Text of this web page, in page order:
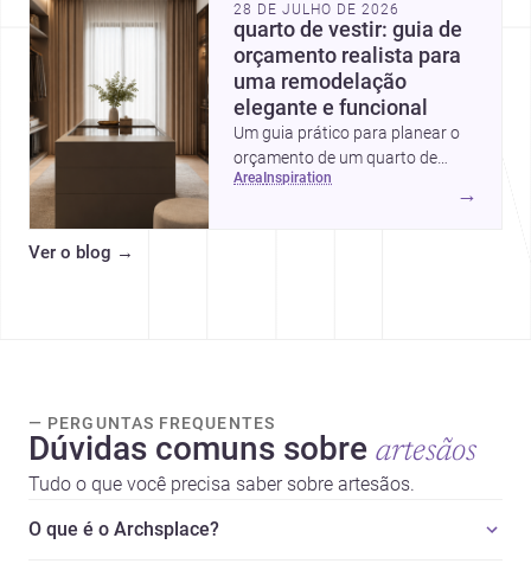
28 DE JULHO DE 2026
quarto de vestir: guia de
orçamento realista para
uma remodelação
elegante e funcional
Um guia prático para planear o
orçamento de um quarto de
vestir em Portugal, com
area inspiration
→
Ver o blog →
— PERGUNTAS FREQUENTES
Dúvidas comuns sobre artesãos
Tudo o que você precisa saber sobre artesãos.
O que é o Archsplace?